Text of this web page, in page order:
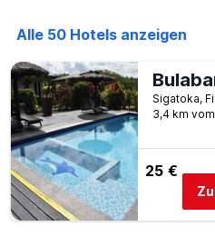
vor
Aufenthalt
anzeigt
Das
Diagramm
hat
1
Y-
Achse,
die
den
Alle 50 Hotels anzeigen
Sigatoka,
3,4 km
25 €